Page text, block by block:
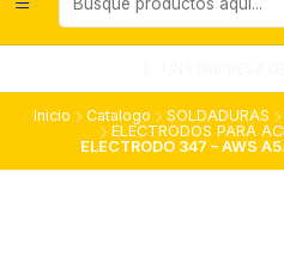
Inicio Catalogo SOLDADURAS
ELECTRODOS PARA
ELECTRODO 347 – AWS